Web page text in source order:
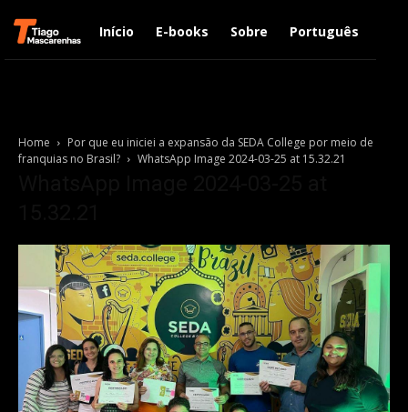
Início E-books Sobre Português
Home
Por que eu iniciei a expansão da SEDA College por meio de
franquias no Brasil?
WhatsApp Image 2024-03-25 at 15.32.21